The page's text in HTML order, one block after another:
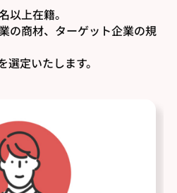
以上在籍。
の商材、ターゲット企業の規
定いたします。